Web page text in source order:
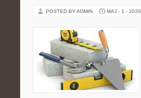
POSTED BY ADMIN MAJ - 1 - 2026